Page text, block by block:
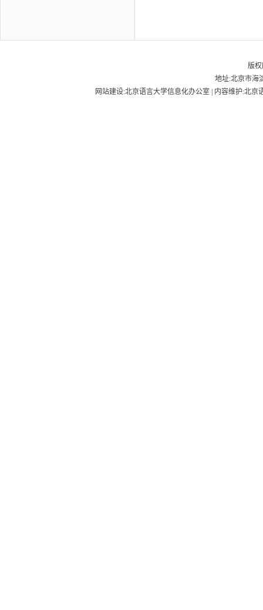
版
地址:北京市
网站建设:北京语言大学信息化办公室 | 内容维护:北